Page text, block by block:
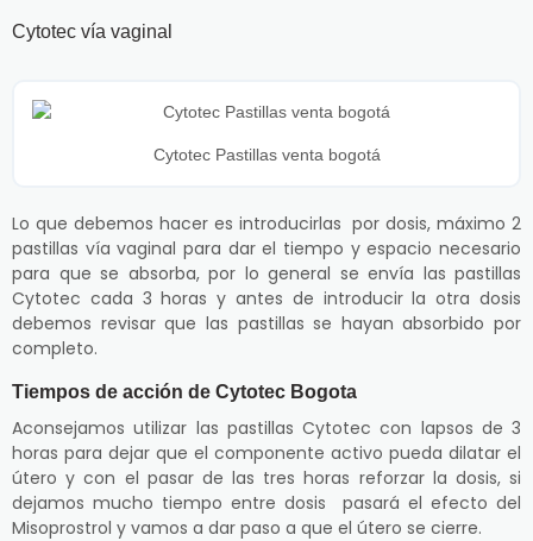
Cytotec vía vaginal
Cytotec Pastillas venta bogotá
Lo que debemos hacer es introducirlas por dosis, máximo 2
pastillas vía vaginal para dar el tiempo y espacio necesario
para que se absorba, por lo general se envía las pastillas
Cytotec cada 3 horas y antes de introducir la otra dosis
debemos revisar que las pastillas se hayan absorbido por
completo.
Tiempos de acción de Cytotec Bogota
Aconsejamos utilizar las pastillas Cytotec con lapsos de 3
horas para dejar que el componente activo pueda dilatar el
útero y con el pasar de las tres horas reforzar la dosis, si
dejamos mucho tiempo entre dosis pasará el efecto del
Misoprostrol y vamos a dar paso a que el útero se cierre.